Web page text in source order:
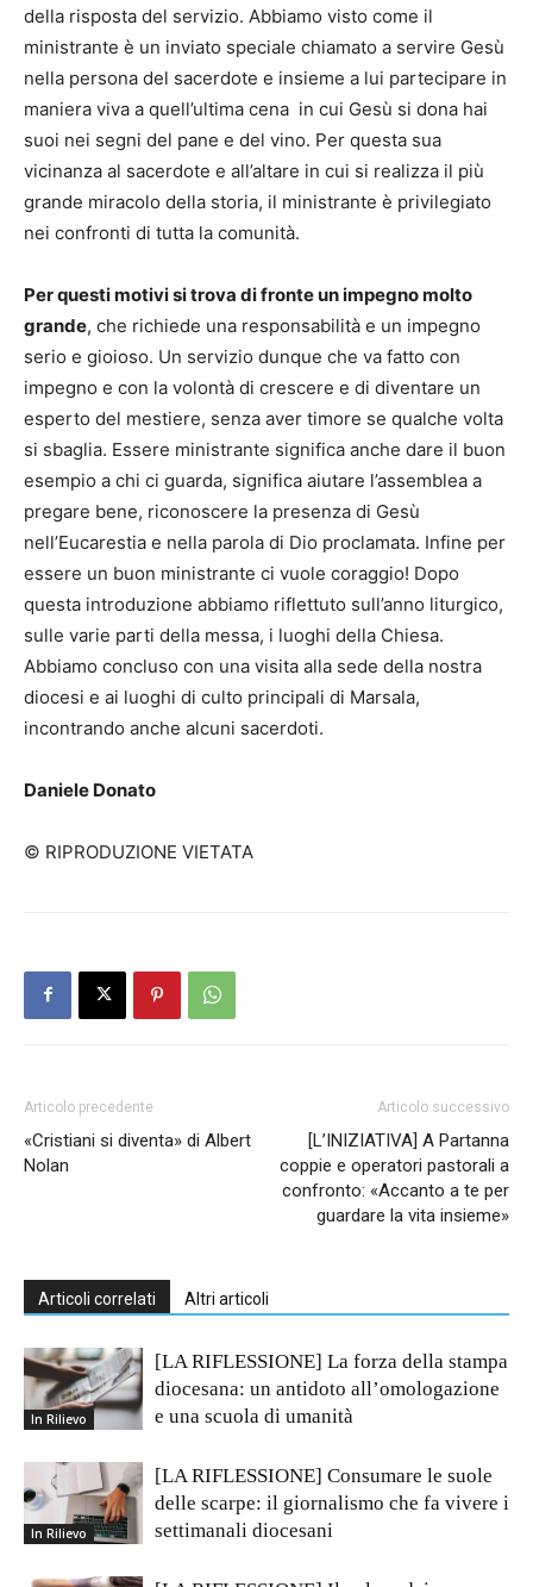
della risposta del servizio. Abbiamo visto come il
ministrante è un inviato speciale chiamato a servire Gesù
nella persona del sacerdote e insieme a lui partecipare in
maniera viva a quell’ultima cena in cui Gesù si dona hai
suoi nei segni del pane e del vino. Per questa sua
vicinanza al sacerdote e all’altare in cui si realizza il più
grande miracolo della storia, il ministrante è privilegiato
nei confronti di tutta la comunità.
Per questi motivi si trova di fronte un impegno molto
grande, che richiede una responsabilità e un impegno
serio e gioioso. Un servizio dunque che va fatto con
impegno e con la volontà di crescere e di diventare un
esperto del mestiere, senza aver timore se qualche volta
si sbaglia. Essere ministrante significa anche dare il buon
esempio a chi ci guarda, significa aiutare l’assemblea a
pregare bene, riconoscere la presenza di Gesù
nell’Eucarestia e nella parola di Dio proclamata. Infine per
essere un buon ministrante ci vuole coraggio! Dopo
questa introduzione abbiamo riflettuto sull’anno liturgico,
sulle varie parti della messa, i luoghi della Chiesa.
Abbiamo concluso con una visita alla sede della nostra
diocesi e ai luoghi di culto principali di Marsala,
incontrando anche alcuni sacerdoti.
Daniele Donato
© RIPRODUZIONE VIETATA
Articolo precedente
«Cristiani si diventa» di Albert
Nolan
Articolo successivo
[L’INIZIATIVA] A Partanna
coppie e operatori pastorali a
confronto: «Accanto a te per
guardare la vita insieme»
Articoli correlati Altri articoli
In Rilievo
[LA RIFLESSIONE] La forza della stampa
diocesana: un antidoto all’omologazione
e una scuola di umanità
In Rilievo
[LA RIFLESSIONE] Consumare le suole
delle scarpe: il giornalismo che fa vivere i
settimanali diocesani